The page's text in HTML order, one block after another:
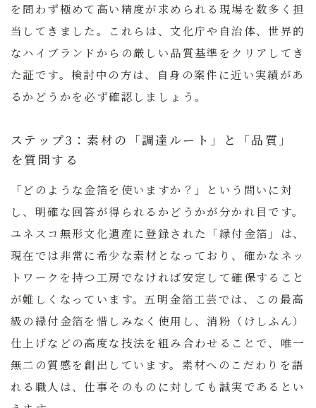
を問わず極めて高い精度が求められる現場を数多く担
当してきました。これらは、文化庁や自治体、世界的
なハイブランドからの厳しい品質基準をクリアしてき
た証です。検討中の方は、自身の案件に近い実績があ
るかどうかを必ず確認しましょう。
ステップ3：素材の「調達ルート」と「品質」
を質問する
「どのような金箔を使いますか？」という問いに対
し、明確な回答が得られるかどうかが分かれ目です。
ユネスコ無形文化遺産に登録された「縁付金箔」は、
現在では非常に希少な素材となっており、確かなネッ
トワークを持つ工房でなければ安定して確保すること
が難しくなっています。五明金箔工芸では、この最高
級の縁付金箔を惜しみなく使用し、消粉（けしふん）
仕上げなどの高度な技法を組み合わせることで、唯一
無二の質感を創出しています。素材へのこだわりを語
れる職人は、仕事そのものに対しても誠実であるとい